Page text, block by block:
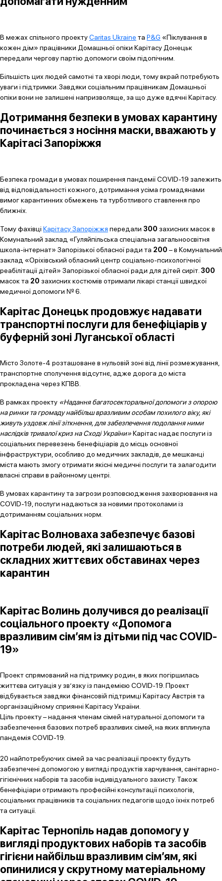
В межах спільного проектуCaritas Ukraine та P&G «Піклування в
кожен дім» працівники Домашньої опіки Карітасу Донецьк
передали чергову партію допомоги своїм підопічним.
Більшість цих людей самотні та хворі люди, тому вкрай потребують
уваги і підтримки. Завдяки соціальним працівникам Домашньої
опіки вони не залишені напризволяще, за що дуже вдячні Карітасу.
Дотримання безпеки в умовах карантину
починається з носіння маски, вважають у
Карітасі Запоріжжя
Безпека громади в умовах поширення пандемії COVID-19 залежить
від відповідальності кожного, дотримання усіма громадянами
вимог карантинних обмежень та турботливого ставлення про
ближніх.
Тому фахівці Карітасу Запоріжжя передали 300 захисних масок в
Комунальний заклад «Гуляйпільська спеціальна загальноосвітня
школа-інтернат» Запорізької обласної ради та 200 – в Комунальний
заклад «Оріхівський обласний центр соціально-психологічної
реабілітації дітей» Запорізької обласної ради для дітей сиріт. 300
масок та 20 захисних костюмів отримали лікарі станції швидкої
медичної допомоги № 6.
Карітас Донецьк продовжує надавати
транспортні послуги для бенефіціарів у
буферній зоні Луганської області
Місто Золоте-4 розташоване в нульовій зоні від лінії розмежування,
транспортне сполучення відсутнє, адже дорога до міста
прокладена через КПВВ.
В рамках проекту «Надання багатосекторальної допомоги з опорою
на ринки та громаду найбільш вразливим особам похилого віку, які
живуть уздовж лінії зіткнення, для забезпечення подолання ними
наслідків тривалої криз на Сході України»Карітас надає послуги із
соціальних перевезень бенефіціарів до місць основної
інфраструктури, особливо до медичних закладів, де мешканці
міста мають змогу отримати якісні медичні послуги та залагодити
власні справи в районному центрі.
В умовах карантину та загрози розповсюдження захворювання на
COVID-19, послуги надаються за новими протоколами із
дотриманням соціальних норм.
Карітас Волновахазабезпечує базові
потреби людей, які залишаються в
складних життєвих обставинах через
карантин
Карітас Волинь долучився до реалізації
соціального проекту «Допомога
вразливим сім’ям із дітьми під час COVID-
19»
Проект спрямований на підтримку родин, в яких погіршилась
життєва ситуація у зв’язку із пандемією COVID-19. Проект
відбувається завдяки фінансовій підтримці Карітасу Австрія та
організаційному сприянні Карітасу України.
Ціль проекту – надання членам сімей натуральної допомоги та
забезпечення базових потреб вразливих сімей, на яких вплинула
пандемія COVID-19.
20 найпотребуючих сімей за час реалізації проекту будуть
забезпечені допомогою у вигляді продуктів харчування, санітарно-
гігієнічних наборів та засобів індивідуального захисту. Також
бенефіціари отримають професійні консультації психологів,
соціальних працівників та соціальних педагогів щодо їхніх потреб
та ситуації.
Карітас Тернопіль надав допомогу у
вигляді продуктових наборів та засобів
гігієни найбільш вразливим сім’ям, які
опинилися у скрутному матеріальному